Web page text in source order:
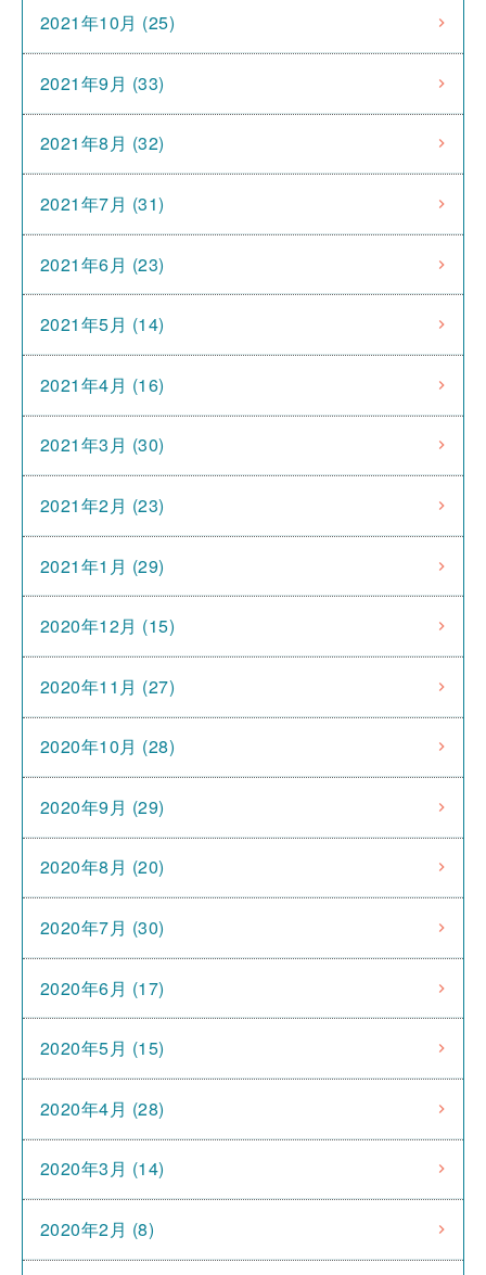
2021年10月 (25)
2021年9月 (33)
2021年8月 (32)
2021年7月 (31)
2021年6月 (23)
2021年5月 (14)
2021年4月 (16)
2021年3月 (30)
2021年2月 (23)
2021年1月 (29)
2020年12月 (15)
2020年11月 (27)
2020年10月 (28)
2020年9月 (29)
2020年8月 (20)
2020年7月 (30)
2020年6月 (17)
2020年5月 (15)
2020年4月 (28)
2020年3月 (14)
2020年2月 (8)